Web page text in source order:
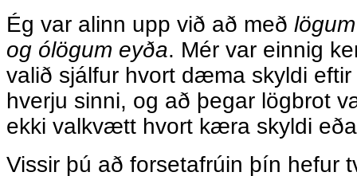
Ég var alinn upp við að með
og ólögum eyða. Mér var einnig
valið sjálfur hvort dæma skyldi
hverju sinni, og að þegar lögbrot
ekki valkvætt hvort kæra skyldi
Vissir þú að forsetafrúin þín hefur